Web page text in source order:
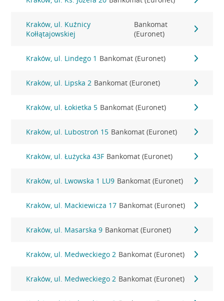
Kraków, ul. Kuźnicy
Kołłątajowskiej
Bankomat
(Euronet)
Kraków, ul. Lindego 1 Bankomat (Euronet)
Kraków, ul. Lipska 2 Bankomat (Euronet)
Kraków, ul. Łokietka 5 Bankomat (Euronet)
Kraków, ul. Lubostroń 15 Bankomat (Euronet)
Kraków, ul. Łużycka 43F Bankomat (Euronet)
Kraków, ul. Lwowska 1 LU9 Bankomat (Euronet)
Kraków, ul. Mackiewicza 17 Bankomat (Euronet)
Kraków, ul. Masarska 9 Bankomat (Euronet)
Kraków, ul. Medweckiego 2 Bankomat (Euronet)
Kraków, ul. Medweckiego 2 Bankomat (Euronet)